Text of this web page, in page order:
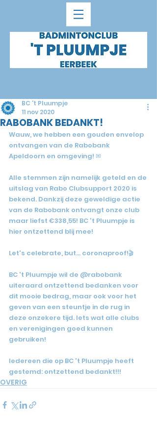
RABOBANK BEDANKT!
BC 't Pluumpje
11 nov 2020
Wauw, we hebben een gouden envelop
ontvangen van de Rabobank
Apeldoorn en omgeving! ✉
Alle stemmen zijn namelijk geteld en de
uitslag van Rabo Clubsupport 2020 is
bekend. Dankzij deze geweldige actie
van de Rabobank ontvangt onze club
maar liefst €338,55! BC 't Pluumpje is
hier ontzettend blij mee!
Let's celebrate, but... coronaproof!🎬
BC 't Pluumpje wil de @rabobank
uiteraard ontzettend bedanken voor
dit mooie bedrag, maar ook voor het
geven van een steuntje in de rug in
deze onzekere tijd. Iets wat alle clubs
en verenigingen goed kunnen
gebruiken!
Iedereen die op BC 't Pluumpje heeft
gestemd: ontzettend bedankt!!!
OVERIG